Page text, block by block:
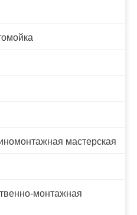
мастерская
монтажная